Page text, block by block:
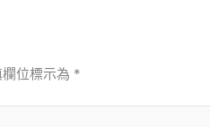
位標示為 *